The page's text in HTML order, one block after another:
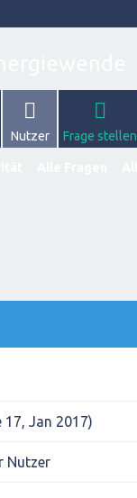
Nutzer Frage stellen
17, Jan 2017)
Nutzer